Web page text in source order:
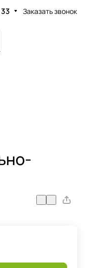
Заказать звонок